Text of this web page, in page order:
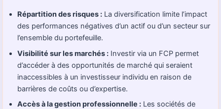
Répartition des risques : La diversification limite l’impact
des performances négatives d’un actif ou d’un secteur sur
l’ensemble du portefeuille.
Visibilité sur les marchés : Investir via un FCP permet
d’accéder à des opportunités de marché qui seraient
inaccessibles à un investisseur individu en raison de
barrières de coûts ou d’expertise.
Accès à la gestion professionnelle : Les sociétés de